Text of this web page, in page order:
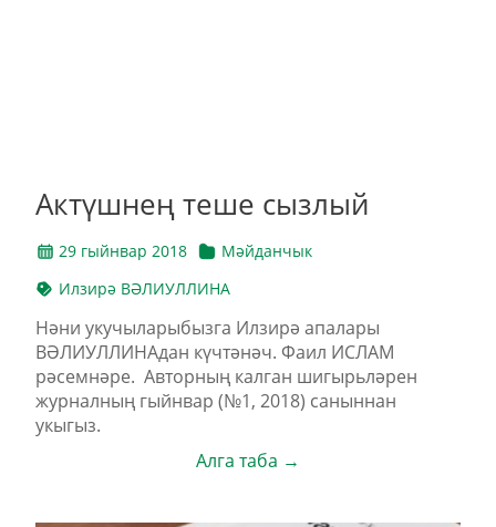
Актүшнең теше сызлый
29 гыйнвар 2018
Мәйданчык
Илзирә ВӘЛИУЛЛИНА
Нәни укучыларыбызга Илзирә апалары
ВӘЛИУЛЛИНАдан күчтәнәч. Фаил ИСЛАМ
рәсемнәре. Авторның калган шигырьләрен
журналның гыйнвар (№1, 2018) саныннан
укыгыз.
Алга таба →